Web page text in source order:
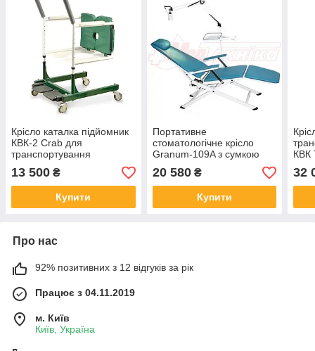
Крісло каталка підйомник
КВК-2 Crab для
транспортування
13 500 ₴
Купити
Портативне
стоматологічне крісло
Granum-109A з сумкою
для транспортування
20 580₴
Купити
КВК
32
Про нас
92% позитивних з 12 відгуків за рік
Працює з 04.11.2019
м. Київ
Київ, Україна